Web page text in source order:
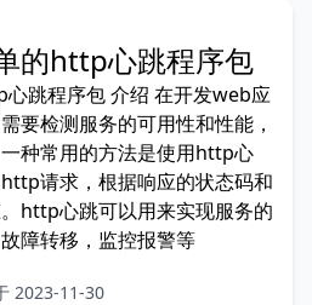
的http心跳程序包
跳程序包 介绍 在开发web应
要检测服务的可用性和性能，
种常用的方法是使用http心
请求，根据响应的状态码和
http心跳可以用来实现服务的
障转移，监控报警等
2023-11-30